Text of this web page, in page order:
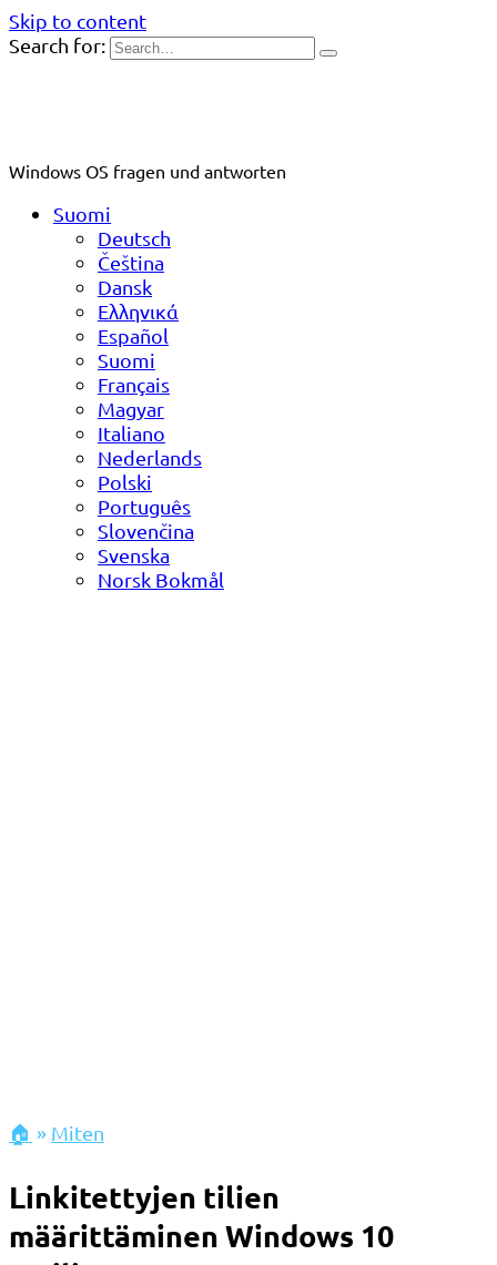
Skip to content
Search for:
Windows OS fragen und antworten
Suomi
Deutsch
Čeština
Dansk
Ελληνικά
Español
Suomi
Français
Magyar
Italiano
Nederlands
Polski
Português
Slovenčina
Svenska
Norsk Bokmål
🏠 » Miten
Linkitettyjen tilien
määrittäminen Windows 10